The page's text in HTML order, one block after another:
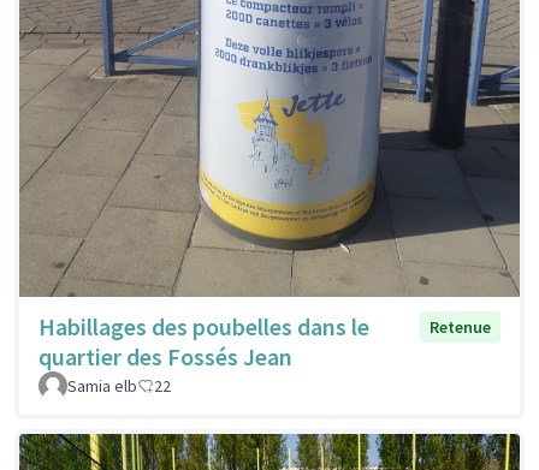
Habillages des poubelles dans le
quartier des Fossés Jean
Retenue
Samia elb 22